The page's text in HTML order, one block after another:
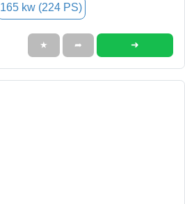
165 kw (224 PS)
★ ➦ ➜